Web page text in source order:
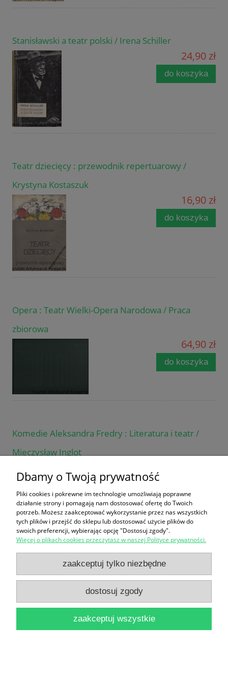
Stanisławski a teatr polski / Irena Schiller
24,90 zł
do koszyka
Teatr dziecięcy : przewodnik repertuarowy /
Krystyna Kostaszuk
16,90 zł
do koszyka
Opera : Teatr Wielki-Opera Narodowa / Praca
zbiorowa
64,90 zł
do koszyka
Komedie Aleksandra Fredry : Literatura i teatr /
Mieczysław Inglot
Współczesny teatr francuski : Inscenizatorzy i
dramatopisarze / Paul Surer
28,00 zł
do koszyka
Dbamy o Twoją prywatność
Pliki cookies i pokrewne im technologie umożliwiają poprawne
działanie strony i pomagają nam dostosować ofertę do Twoich
potrzeb. Możesz zaakceptować wykorzystanie przez nas wszystkich
tych plików i przejść do sklepu lub dostosować użycie plików do
swoich preferencji, wybierając opcję "Dostosuj zgody".
Więcej o plikach cookies przeczytasz w naszej Polityce prywatności.
zaakceptuj tylko niezbędne
dostosuj zgody
zaakceptuj wszystkie